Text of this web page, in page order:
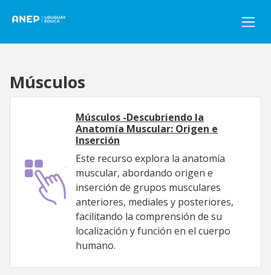
Músculos
Músculos -Descubriendo la
Anatomía Muscular: Origen e
Inserción
Este recurso explora la anatomía
muscular, abordando origen e
inserción de grupos musculares
anteriores, mediales y posteriores,
facilitando la comprensión de su
localización y función en el cuerpo
humano.